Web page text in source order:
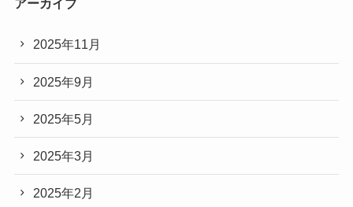
アーカイブ
2025年11月
2025年9月
2025年5月
2025年3月
2025年2月